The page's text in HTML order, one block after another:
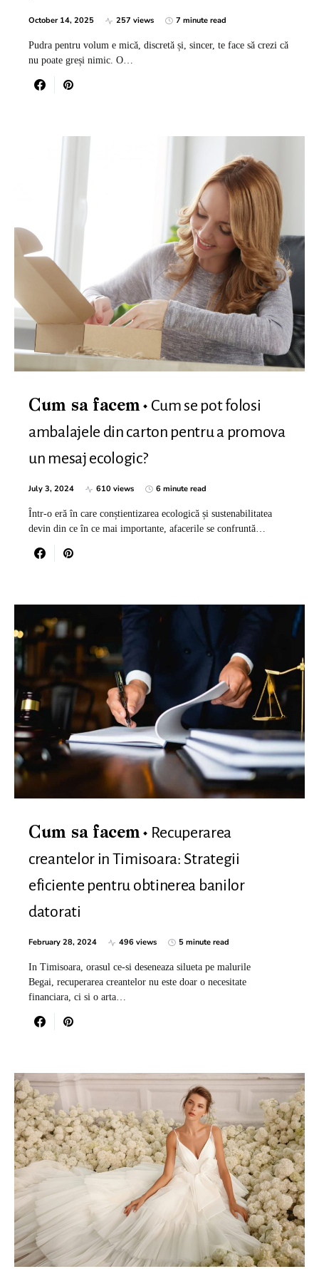
October 14, 2025 257 views 7 minute read
Pudra pentru volum e mică, discretă și, sincer, te face să crezi că
nu poate greși nimic. O…
Cum sa facem
Cum se pot folosi
ambalajele din carton pentru a promova
un mesaj ecologic?
July 3, 2024 610 views 6 minute read
Într-o eră în care conștientizarea ecologică și sustenabilitatea
devin din ce în ce mai importante, afacerile se confruntă…
Cum sa facem
Recuperarea
creantelor in Timisoara: Strategii
eficiente pentru obtinerea banilor
datorati
February 28, 2024 496 views 5 minute read
In Timisoara, orasul ce-si deseneaza silueta pe malurile
Begai, recuperarea creantelor nu este doar o necesitate
financiara, ci si o arta…